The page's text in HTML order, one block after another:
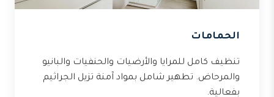
الحمامات
تنظيف كامل للمرايا والأرضيات والحنفيات والبانيو
والمرحاض. تطهير شامل بمواد آمنة تزيل الجراثيم
بفعالية.